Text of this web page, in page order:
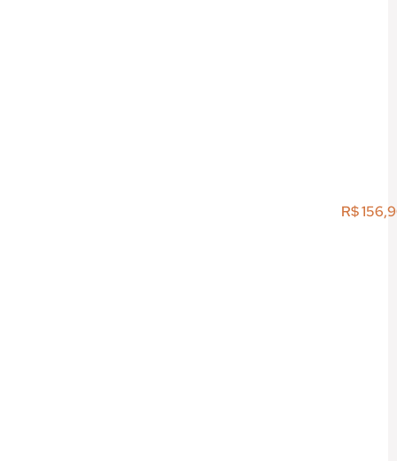
R$